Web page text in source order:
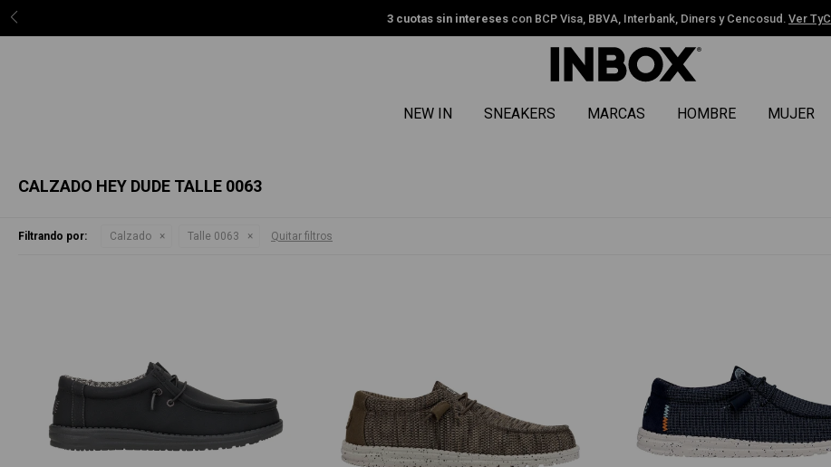
3 cuotas sin intereses con BCP Visa, BBVA, Interbank, Diners y Cencosud. Ver TyC
NEW IN SNEAKERS MARCAS HOMBRE MUJER
CALZADO HEY DUDE TALLE 0063
Filtrando por: Calzado Talle 0063 Quitar filtros